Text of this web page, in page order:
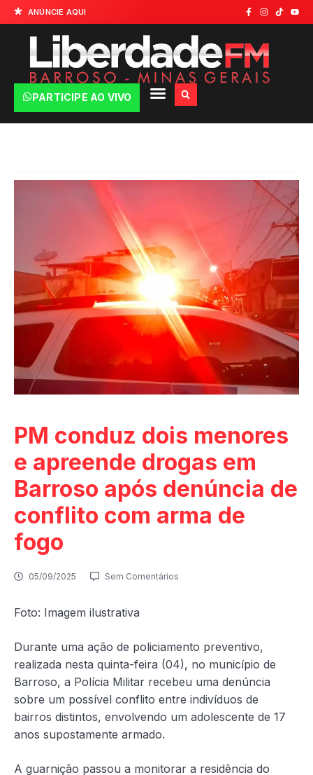
ANÚNCIE AQUI
PARTICIPE AO VIVO
PM conduz dois menores
e apreende drogas em
Barroso após denúncia de
conflito com arma de
fogo
05/09/2025 Sem Comentários
Foto: Imagem ilustrativa
Durante uma ação de policiamento preventivo,
realizada nesta quinta-feira (04), no município de
Barroso, a Polícia Militar recebeu uma denúncia
sobre um possível conflito entre indivíduos de
bairros distintos, envolvendo um adolescente de 17
anos supostamente armado.
A guarnição passou a monitorar a residência do